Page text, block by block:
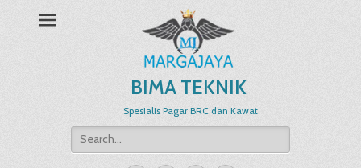
BIMA TEKNIK
Spesialis Pagar BRC dan Kawat
Search
for: